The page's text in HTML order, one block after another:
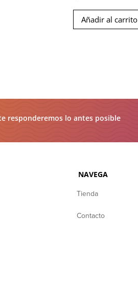
Añadir al carrito
responderemos lo antes posible
NAVEGA
Tienda
Contacto